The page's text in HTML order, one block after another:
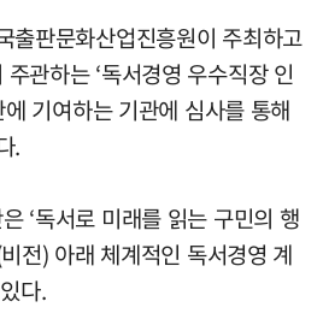
출판문화산업진흥원이 주최하고
관하는 ‘독서경영 우수직장 인
기여하는 기관에 심사를 통해
.
‘독서로 미래를 읽는 구민의 행
전) 아래 체계적인 독서경영 계
다.